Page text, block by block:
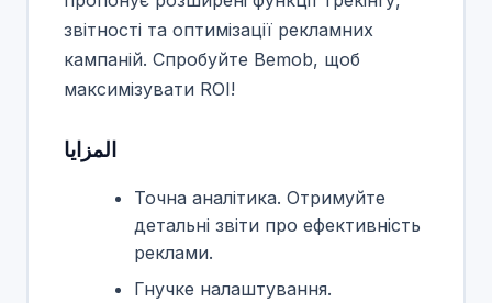
звітності та оптимізації рекламних
кампаній. Спробуйте Bemob, щоб
максимізувати ROI!
المزايا
Точна аналітика. Отримуйте
детальні звіти про ефективність
реклами.
Гнучке налаштування.